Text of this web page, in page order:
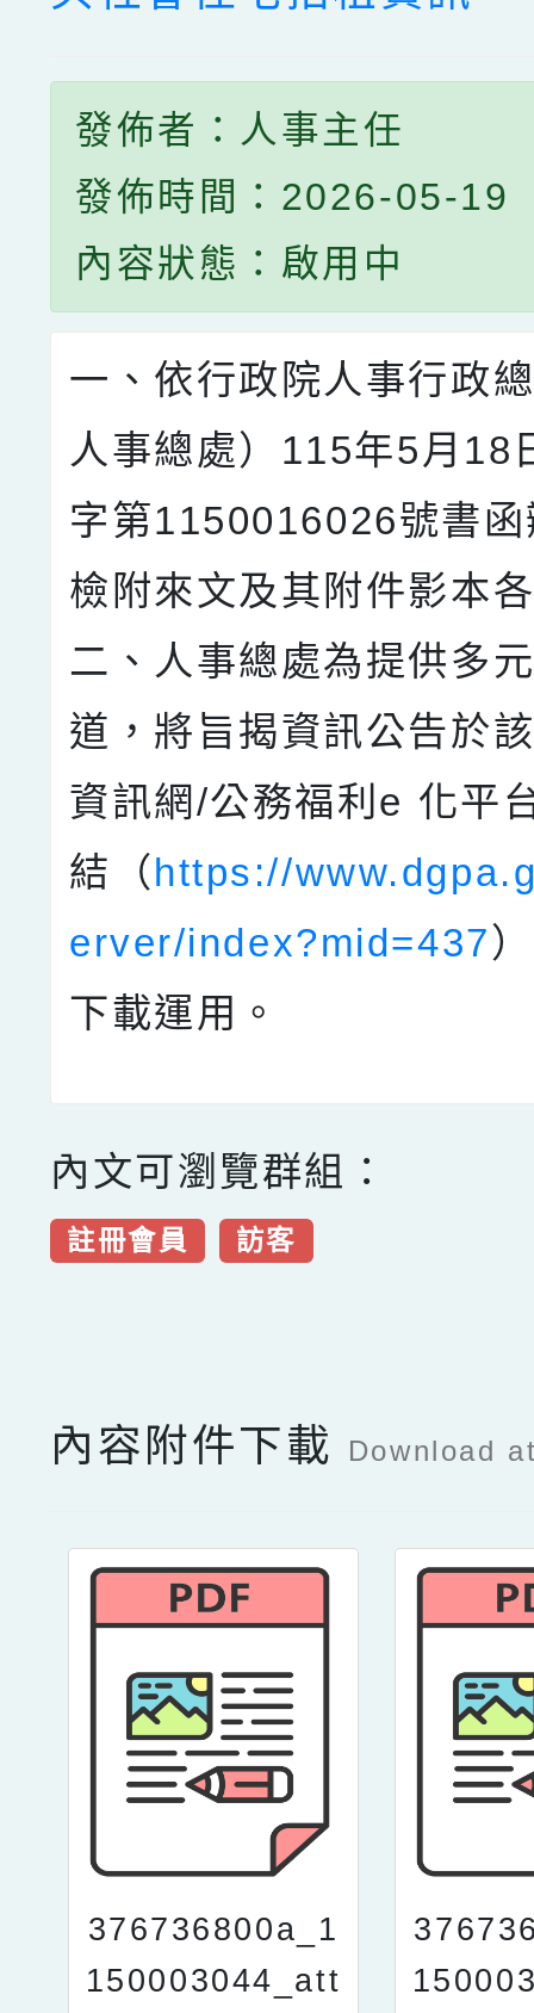
發佈者：人事主任
發佈時間：2026-05-19
內容狀態：啟用中
一、依行政院人事行政
人事總處）115年5月18
字第1150016026號書
檢附來文及其附件影本
二、人事總處為提供多
道，將旨揭資訊公告於
資訊網/公務福利e 化平
結（https://
erver/index?mid=437
下載運用。
內文可瀏覽群組：
註冊會員 訪客
內容附件下載 Download
376736800a_1
150003044_att